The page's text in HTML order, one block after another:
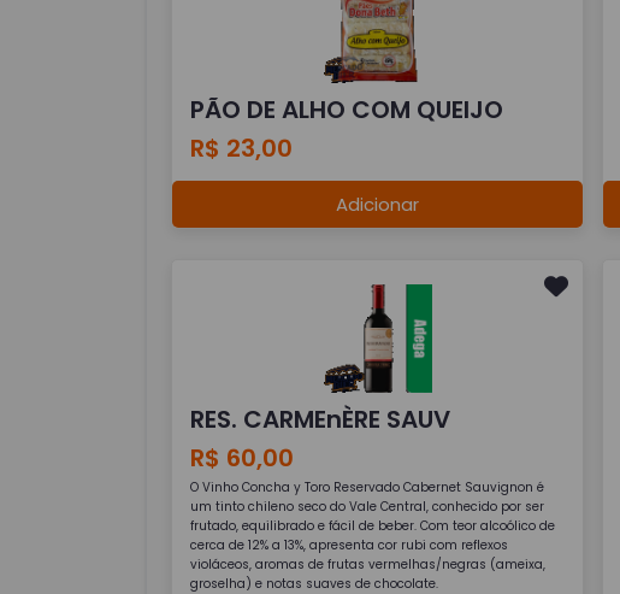
PÃO DE ALHO COM QUEIJO
R$ 23,00
Adicionar
RES. CARMEnÈRE SAUV
R$ 60,00
O Vinho Concha y Toro Reservado Cabernet Sauvignon é
um tinto chileno seco do Vale Central, conhecido por ser
frutado, equilibrado e fácil de beber. Com teor alcoólico de
cerca de 12% a 13%, apresenta cor rubi com reflexos
violáceos, aromas de frutas vermelhas/negras (ameixa,
groselha) e notas suaves de chocolate.